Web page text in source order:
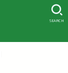
SEARCH